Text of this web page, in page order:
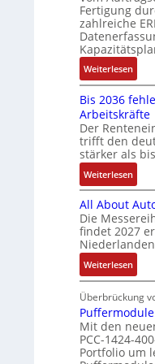
o
m
e
n
t
a
u
f
n
a
h
m
e
,
g
e
p
r
ä
g
t
d
u
r
u
c
C
N
C
-
S
y
s
t
e
m
c
h
ä
f
s
f
ü
h
r
e
r
z
u
m
V
o
r
s
t
a
n
d
d
e
s
:
Q
2
E
r
g
e
b
n
s
s
e
e
t
ä
t
i
e
r
t
r
i
e
b
s
-
u
n
d
M
a
r
k
e
t
i
n
g
l
e
Fertigung
zahlreiche
Weiterlesen:
K
I
b
r
a
u
c
h
t
S
t
r
u
k
t
u
r
Bis 2036
Arbeitskräfte
Der
trifft den
stärker als
Weiterlesen:
B
i
s
2
0
3
6
f
e
h
l
e
All About
Die
findet 2027
Weiterlesen:
A
l
l
A
b
o
Überbrückung
Mit den
PCC-1424-
Portfolio um